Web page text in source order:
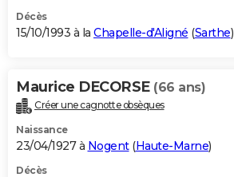
Décès
15/10/1993 à la Chapelle-d'Aligné (Sarthe)
Maurice DECORSE (66 ans)
Créer une cagnotte obsèques
Naissance
23/04/1927 à Nogent(Haute-Marne)
Décès